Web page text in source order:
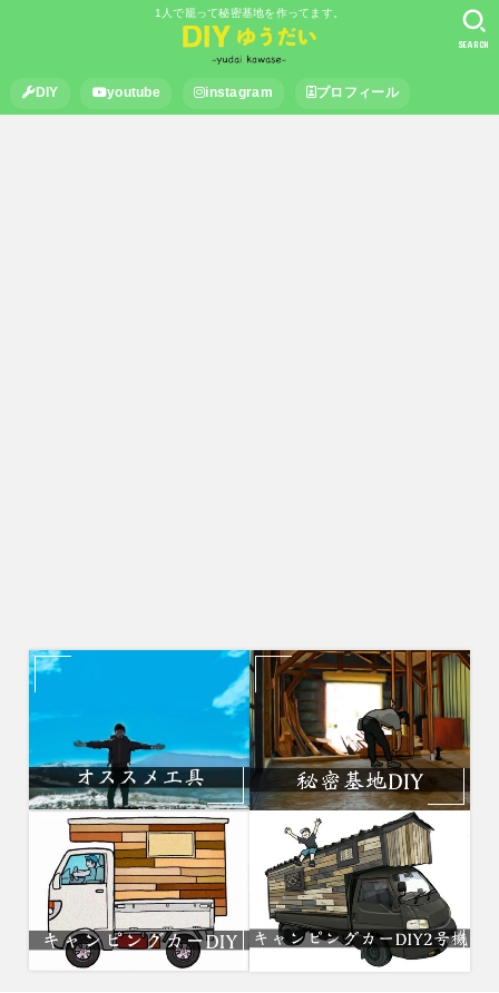
1人で籠って秘密基地を作ってます。
DIY youtube instagram プロフィール
SEARCH